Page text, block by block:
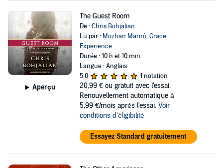
Aperçu
The Guest Room
De :Chris Bohjalian
Lu par : Mozhan Marnò,Grace
Experience
Durée : 10 h et 10 min
Langue : Anglais
5,0
1 notation
20,99 € ou gratuit avec l'essai.
Renouvellement automatique à
5,99 €/mois après l'essai. Voir
conditions d'éligibilité
Essayez Standard gratuitement